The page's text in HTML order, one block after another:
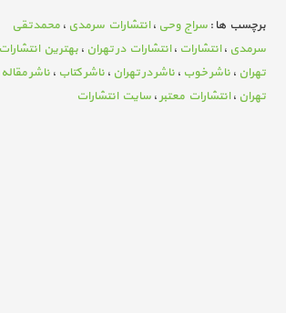
برچسب ها : سراج وحی ،انتشارات سرمدی ، محمدتقی
سرمدی ،انتشارات ،انتشارات در تهران ، بهترین
تهران ، ناشر خوب ، ناشر در تهران ، ناشر کتاب ، ناشر مقاله
تهران ،انتشارات معتبر، سایت انتشارات